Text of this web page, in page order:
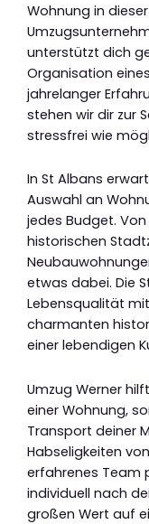
Wohnung in
unterstützt dich
Organisation
jahrelanger
stehen wir dir zur
stressfrei wie
In St Albans
Auswahl an
jedes Budget.
historischen
etwas dabei. Die
Lebensqualität
charmanten
einer lebendigen
Umzug Werner
einer Wohnung,
Transport deiner
Habseligkeiten
erfahrenes Team
individuell nach
großen Wert auf